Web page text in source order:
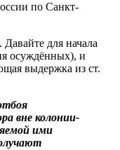
по Санкт-
для начала
осуждённых), и
выдержка из ст.
вне колонии-
ими